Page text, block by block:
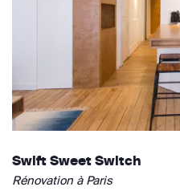
Swift Sweet Switch
Rénovation à Paris